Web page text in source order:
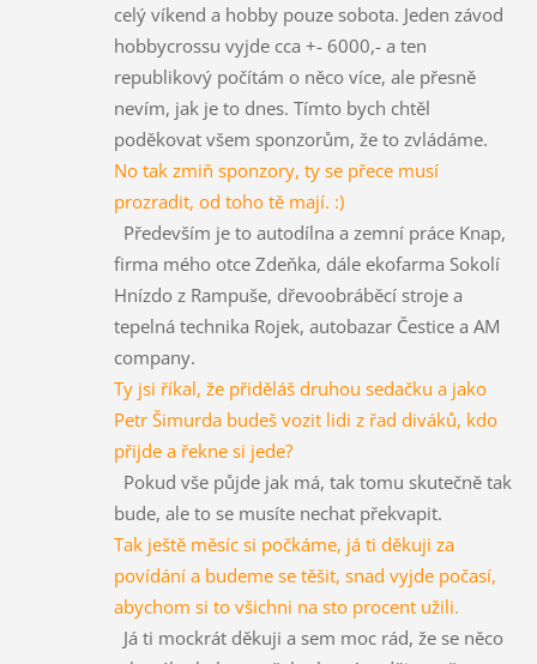
celý víkend a hobby pouze sobota. Jeden závod
hobbycrossu vyjde cca +- 6000,- a ten
republikový počítám o něco více, ale přesně
nevím, jak je to dnes. Tímto bych chtěl
poděkovat všem sponzorům, že to zvládáme.
No tak zmiň sponzory, ty se přece musí
prozradit, od toho tě mají. :)
Především je to autodílna a zemní práce Knap,
firma mého otce Zdeňka, dále ekofarma Sokolí
Hnízdo z Rampuše, dřevoobráběcí stroje a
tepelná technika Rojek, autobazar Čestice a AM
company.
Ty jsi říkal, že přiděláš druhou sedačku a jako
Petr Šimurda budeš vozit lidi z řad diváků, kdo
přijde a řekne si jede?
Pokud vše půjde jak má, tak tomu skutečně tak
bude, ale to se musíte nechat překvapit.
Tak ještě měsíc si počkáme, já ti děkuji za
povídání a budeme se těšit, snad vyjde počasí,
abychom si to všichni na sto procent užili.
Já ti mockrát děkuji a sem moc rád, že se něco